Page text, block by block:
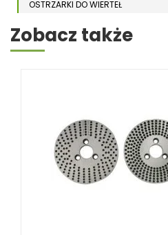
OSTRZARKI DO WIERTEŁ
PIŁY TAŚMOWE DO METALU
STOŁY ROLKOWE
SZLIFIERKI DO METALU, PŁASZCZYZN
TOKARKI
Zobacz także